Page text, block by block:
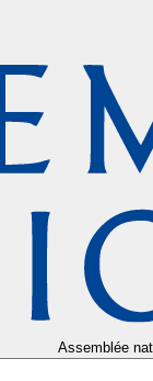
Assemblée